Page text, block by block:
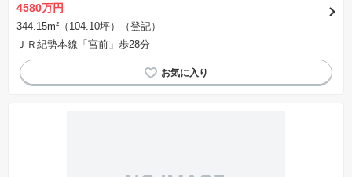
4580万円
344.15m²（104.10坪）（登記）
ＪＲ紀勢本線「宮前」歩28分